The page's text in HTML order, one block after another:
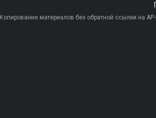
Копирование материалов без обратной ссылки на